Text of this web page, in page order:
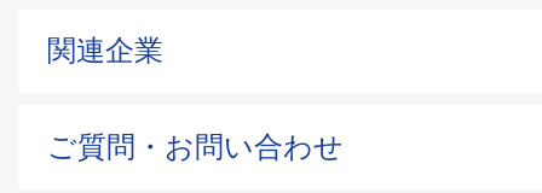
関連企業
ご質問・お問い合わせ